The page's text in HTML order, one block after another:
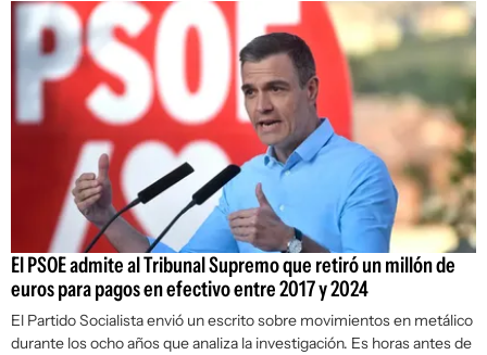
El PSOE admite al Tribunal Supremo que retiró un millón de
euros para pagos en efectivo entre 2017 y 2024
El Partido Socialista envió un escrito sobre movimientos en metálico
durante los ocho años que analiza la investigación. Es horas antes de